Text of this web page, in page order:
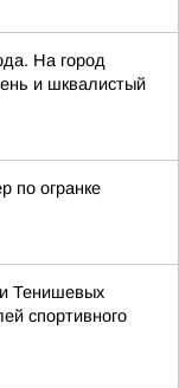
На город
и шквалистый
по огранке
Тенишевых
спортивного